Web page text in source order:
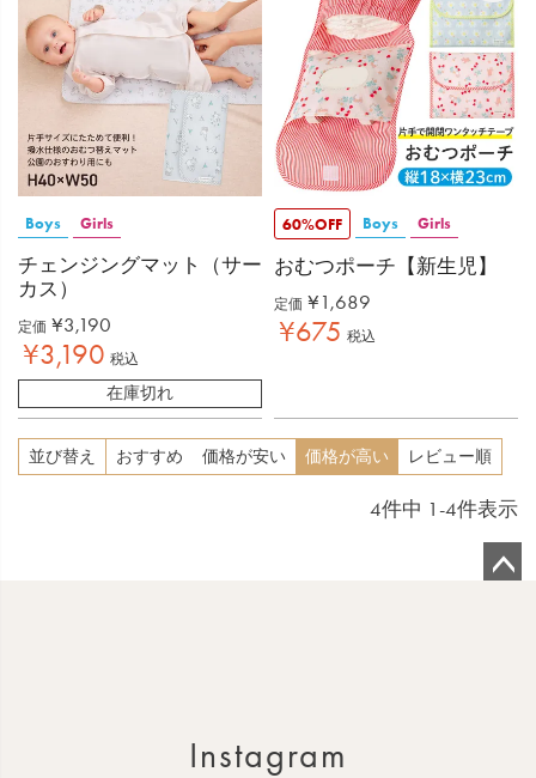
Boys Girls
チェンジングマット（サー
カス）
定価 ¥3,190
¥3,190 税込
在庫切れ
60%OFF Boys Girls
おむつポーチ【新生児】
定価 ¥ 1,689
¥675 税込
並び替え おすすめ 価格が安い 価格が高い レビュー順
4件中 1 -4件表示
Instagram